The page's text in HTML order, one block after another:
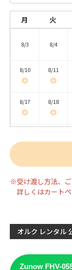
月 火
8/3 8/4
8/10
◎
8/11
◎
8/17
◎
8/18
◎
◎ ◎
8/31 9/1
9/7 9/8
9/14
◎
9/15
◎
※受け渡し方法、ご
詳しくはカート
オルク レンタル
Zunow FHV-